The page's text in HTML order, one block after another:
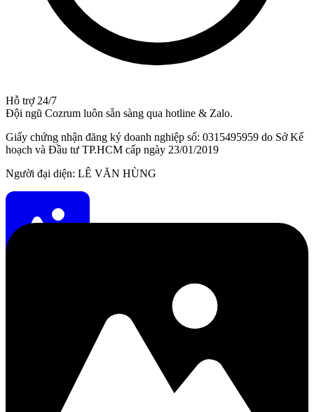
Hỗ trợ 24/7
Đội ngũ Cozrum luôn sẵn sàng qua hotline & Zalo.
Giấy chứng nhận đăng ký doanh nghiệp số: 0315495959 do Sở Kế
hoạch và Đầu tư TP.HCM cấp ngày 23/01/2019
Người đại diện: LÊ VĂN HÙNG